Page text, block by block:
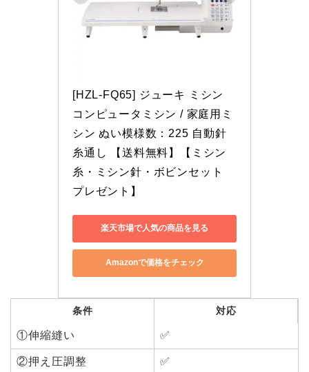
[HZL-FQ65] ジューキ ミシン
コンピュータミシン / 家庭用ミ
シン ぬい模様数：225 自動針
糸通し 【送料無料】【ミシン
糸・ミシン針・ボビンセット
プレゼント】
楽天市場で人気の商品を見る
Amazonで価格をチェック
条件 対応
①伸縮縫い ✅
②押え圧調整 ✅